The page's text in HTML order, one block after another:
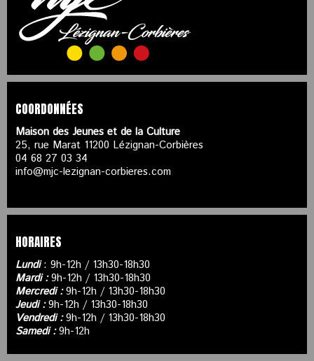
COORDONNÉES
Maison des Jeunes et de la Culture
25, rue Marat 11200 Lézignan-Corbières
04 68 27 03 34
info@mjc-lezignan-corbieres.com
HORAIRES
Lundi: 9h-12h / 13h30-18h30
Mardi :9h-12h / 13h30-18h30
Mercredi :9h-12h / 13h30-18h30
Jeudi :9h-12h / 13h30-18h30
Vendredi :9h-12h / 13h30-18h30
Samedi :9h-12h